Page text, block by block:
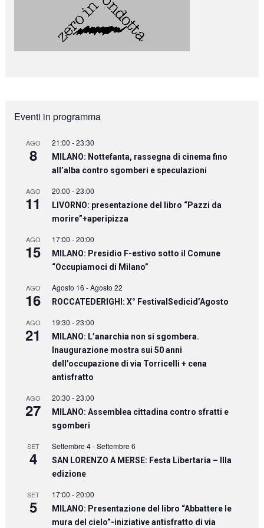
Eventi in programma
AGO
8
21:00 -23:30
MILANO: Nottefanta, rassegna di cinema fino
all’alba contro sgomberi e speculazioni
AGO
11
20:00 -23:00
LIVORNO: presentazione del libro “Pazzi da
morire”+aperipizza
AGO
15
17:00 -20:00
MILANO: Presidio F-estivo sotto il Comune
“Occupiamoci di Milano”
AGO
16
Agosto 16 -Agosto 22
ROCCATEDERIGHI: X° FestivalSedicid’Agosto
AGO
21
19:30 -23:00
MILANO: L’anarchia non si sgombera.
Inaugurazione mostra sui 50 anni
dell’occupazione di via Torricelli + cena
antisfratto
AGO
27
20:30 -23:00
MILANO: Assemblea cittadina contro sfratti e
sgomberi
SET
4
Settembre 4-Settembre 6
SAN LORENZO A MERSE: Festa Libertaria – IIIa
edizione
SET
5
17:00 -20:00
MILANO: Presentazione del libro “Abbattere le
mura del cielo”-iniziative antisfratto di via